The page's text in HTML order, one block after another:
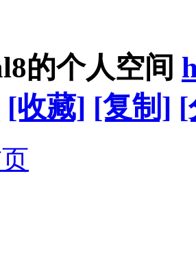
的个人空间
[收藏] [复制] [